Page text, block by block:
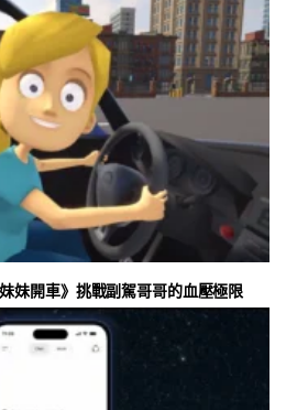
妹開車》挑戰副駕哥哥的血壓極限